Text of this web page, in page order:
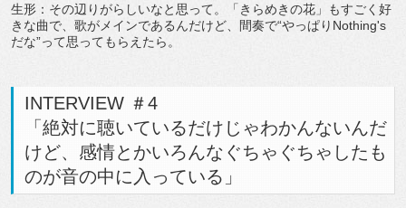
生形：その辺りがらしいなと思って。「きらめきの花」もすごく好
きな曲で、歌がメインであるんだけど、間奏で“やっぱりNothing's
だな”って思ってもらえたら。
INTERVIEW ＃4
「絶対に聴いているだけじゃわかんないんだ
けど、感情とかいろんなぐちゃぐちゃしたも
のが音の中に入っている」